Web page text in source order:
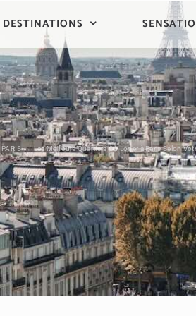
DESTINATIONS
PARIS Les Meilleurs Quartiers Où Loger à Paris Selon